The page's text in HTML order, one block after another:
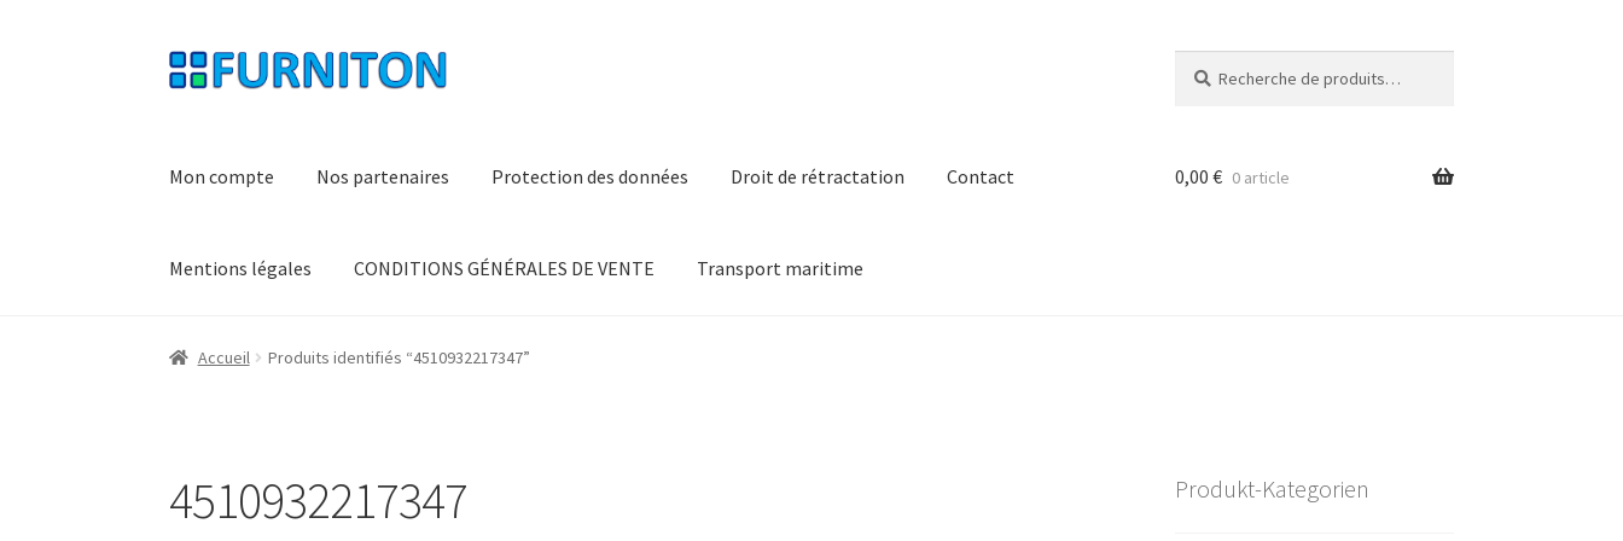
Aller
à
Aller
au
pour :
Mon compte Nos partenaires Protection des données Droit de rétractation Contact
Mentions légales CONDITIONS GÉNÉRALES DE VENTE Transport maritime
0,00 € 0 article
Accueil Produits identifiés “4510932217347”
4510932217347 Produkt-Kategorien